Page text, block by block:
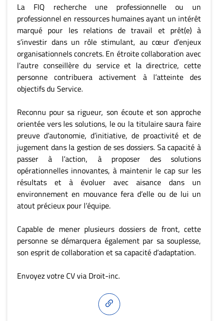
La FIQ recherche une professionnelle ou un
professionnel en ressources humaines ayant un intérêt
marqué pour les relations de travail et prêt(e) à
s’investir dans un rôle stimulant, au cœur d’enjeux
organisationnels concrets. En étroite collaboration avec
l’autre conseillère du service et la directrice, cette
personne contribuera activement à l’atteinte des
objectifs du Service.
Reconnu pour sa rigueur, son écoute et son approche
orientée vers les solutions, le ou la titulaire saura faire
preuve d’autonomie, d’initiative, de proactivité et de
jugement dans la gestion de ses dossiers. Sa capacité à
passer à l’action, à proposer des solutions
opérationnelles innovantes, à maintenir le cap sur les
résultats et à évoluer avec aisance dans un
environnement en mouvance fera d’elle ou de lui un
atout précieux pour l’équipe.
Capable de mener plusieurs dossiers de front, cette
personne se démarquera également par sa souplesse,
son esprit de collaboration et sa capacité d’adaptation.
Envoyez votre CV via Droit-inc.